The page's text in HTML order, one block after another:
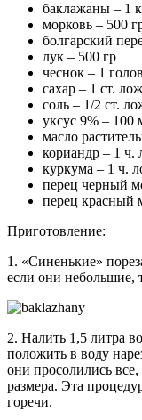
баклажаны – 1
морковь – 500
болгарский
лук – 500 гр
чеснок – 1
сахар – 1 ст.
соль – 1/2 ст.
уксус 9% – 100
масло
кориандр – 1 ч.
куркума – 1 ч.
перец черный
перец красный
Приготовление:
1. «Синенькие»
если они небольшие,
2. Налить 1,5 литра
положить в воду
они просолились
размера. Эта
горечи.